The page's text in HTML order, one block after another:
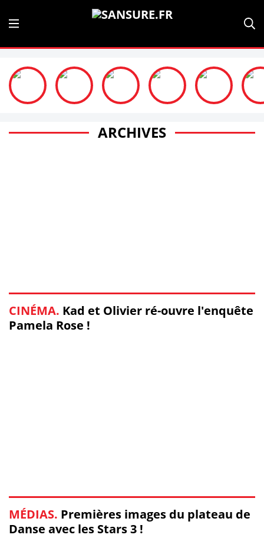
ARCHIVES
CINÉMA. Kad et Olivier ré-ouvre l'enquête
Pamela Rose !
MÉDIAS. Premières images du plateau de
Danse avec les Stars 3 !